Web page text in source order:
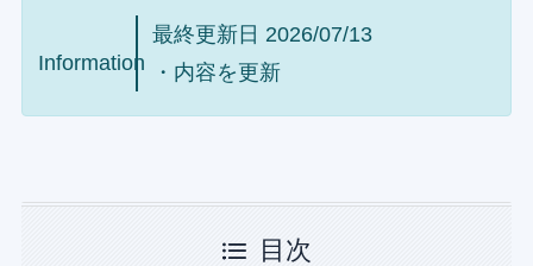
Information
最終更新日 2026/07/13
・内容を更新
目次